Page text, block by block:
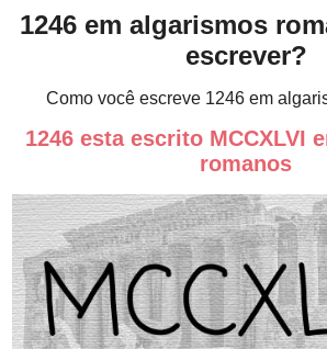
1246 em algarismos
escrever?
Como você escreve 1246 em
1246 esta escrito MCCXLVI
romanos